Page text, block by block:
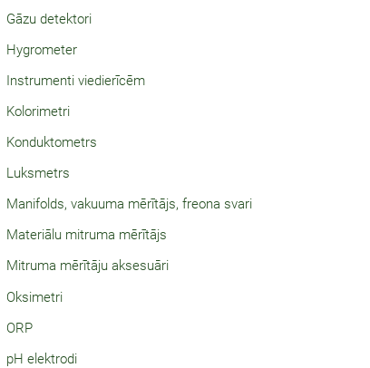
Gāzu detektori
Hygrometer
Instrumenti viedierīcēm
Kolorimetri
Konduktometrs
Luksmetrs
Manifolds, vakuuma mērītājs, freona svari
Materiālu mitruma mērītājs
Mitruma mērītāju aksesuāri
Oksimetri
ORP
pH elektrodi